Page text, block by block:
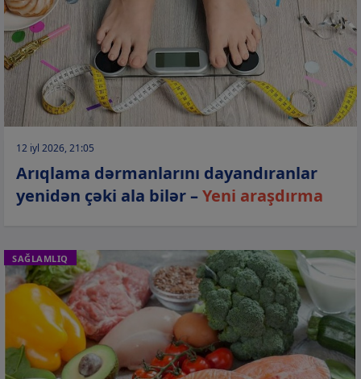
12 iyl 2026, 21:05
Arıqlama dərmanlarını dayandıranlar
yenidən çəki ala bilər –Yeni araşdırma
SAĞLAMLIQ